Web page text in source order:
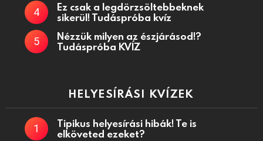
Ez csak a legdörzsöltebbeknek
sikerül! Tudáspróba kvíz
Nézzük milyen az észjárásod!?
Tudáspróba KVÍZ
HELYESÍRÁSI KVÍZEK
Tipikus helyesírási hibák! Te is
elköveted ezeket?